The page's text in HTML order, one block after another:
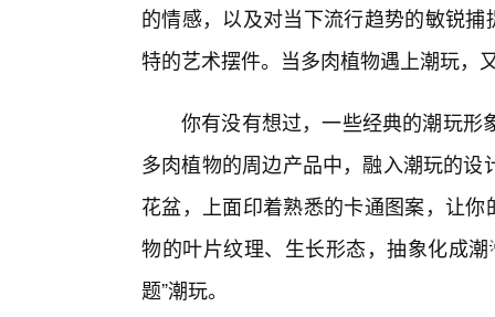
的情感，以及对当下流行趋势的敏锐
特的艺术摆件。当多肉植物遇上潮玩，
你有没有想过，一些经典的潮玩形
多肉植物的周边产品中，融入潮玩的
花盆，上面印着熟悉的卡通图案，让
物的叶片纹理、生长形态，抽象化成
题”潮玩。